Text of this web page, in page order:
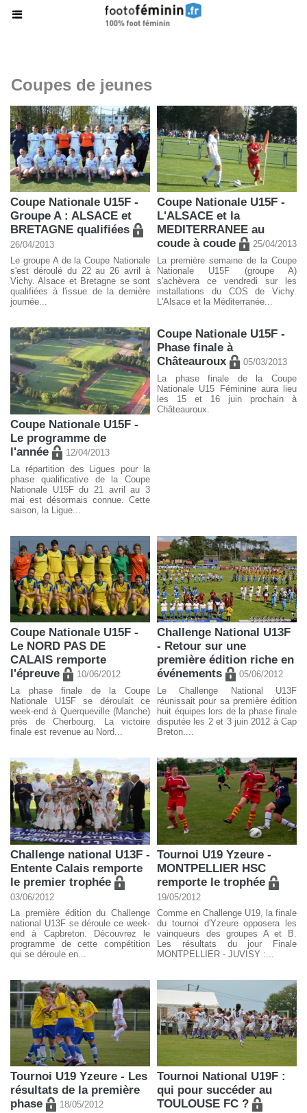
Coupes de jeunes
Coupe Nationale U15F -
Groupe A : ALSACE et
BRETAGNE qualifiées
26/04/2013
Le groupe A de la Coupe Nationale
s'est déroulé du 22 au 26 avril à
Vichy. Alsace et Bretagne se sont
qualifiées à l'issue de la dernière
journée...
Coupe Nationale U15F -
L'ALSACE et la
MEDITERRANEE au
coude à coude
25/04/2013
La première semaine de la Coupe
Nationale U15F (groupe A)
s'achèvera ce vendredi sur les
installations du COS de Vichy.
L'Alsace et la Méditerranée...
Coupe Nationale U15F -
Le programme de
l'année
12/04/2013
La répartition des Ligues pour la
phase qualificative de la Coupe
Nationale U15F du 21 avril au 3
mai est désormais connue. Cette
saison, la Ligue...
Coupe Nationale U15F -
Phase finale à
Châteauroux
05/03/2013
La phase finale de la Coupe
Nationale U15 Féminine aura lieu
les 15 et 16 juin prochain à
Châteauroux.
Coupe Nationale U15F -
Le NORD PAS DE
CALAIS remporte
l'épreuve
10/06/2012
La phase finale de la Coupe
Nationale U15F se déroulait ce
week-end à Querqueville (Manche)
près de Cherbourg. La victoire
finale est revenue au Nord...
Challenge National U13F
- Retour sur une
première édition riche en
événements
05/06/2012
Le Challenge National U13F
réunissait pour sa première édition
huit équipes lors de la phase finale
disputée les 2 et 3 juin 2012 à Cap
Breton....
Challenge national U13F -
Entente Calais remporte
le premier trophée
03/06/2012
La première édition du Challenge
national U13F se déroule ce week-
end à Capbreton. Découvrez le
programme de cette compétition
qui se déroule en...
Tournoi U19 Yzeure -
MONTPELLIER HSC
remporte le trophée
19/05/2012
Comme en Challenge U19, la finale
du tournoi d'Yzeure opposera les
vainqueurs des groupes A et B.
Les résultats du jour Finale
MONTPELLIER - JUVISY :...
Tournoi U19 Yzeure - Les
résultats de la première
phase
18/05/2012
Tournoi National U19F :
qui pour succéder au
TOULOUSE FC ?